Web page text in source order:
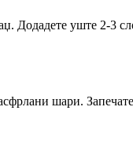
Додадете уште 2-3
шари.